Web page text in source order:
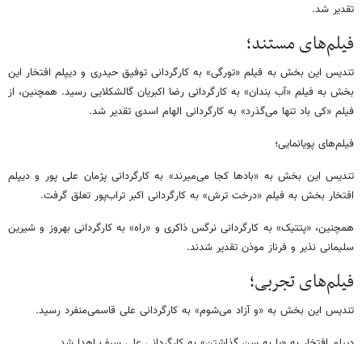
تقدیر شد.
فیلم‌های مستند؛
تندیس این بخش به فیلم «تورگی» به کارگردانی توفیق حیدری و دیپلم افتخار این
بخش به فیلم «آب بندان» به کارگردانی رضا اکبریان گالشکلایی رسید. همچنین، از
فیلم «کی باد تنها می‌گذرد» به کارگردانی الهام اسدی تقدیر شد.
فیلم‌های پویانمایی؛
تندیس این بخش به «بادها کجا می‌میرند» به کارگردانی پژمان علی پور و دیپلم
افتخار بخش به فیلم «درخت ترش» به کارگردانی اکبر تراب‌پور تعلق گرفت.
همچنین، «پتتیک» به کارگردانی نرگس ذاکری و «راه» به کارگردانی بهروز و شیرین
سلیمانی نذیر و فرناز موذن تقدیر شدند.
فیلم‌های تجربی؛
تندیس این بخش به «و آزاد می‌شوم» به کارگردانی علی قاسمی‌منفرد رسید.